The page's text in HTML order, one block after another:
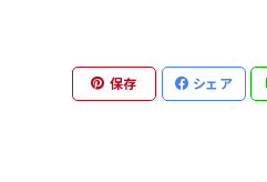
保存 シェア